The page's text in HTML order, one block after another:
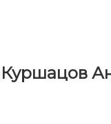
Куршацов